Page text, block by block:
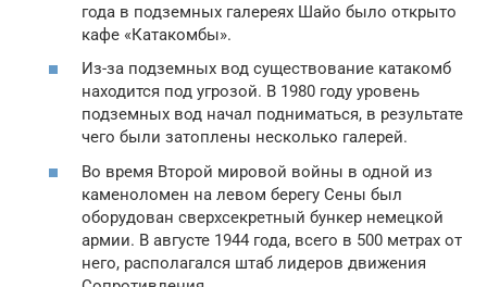
года в подземных галереях Шайо было открыто
кафе «Катакомбы».
Из-за подземных вод существование катакомб
находится под угрозой. В 1980 году уровень
подземных вод начал подниматься, в результате
чего были затоплены несколько галерей.
Во время Второй мировой войны в одной из
каменоломен на левом берегу Сены был
оборудован сверхсекретный бункер немецкой
армии. В августе 1944 года, всего в 500 метрах от
него, располагался штаб лидеров движения